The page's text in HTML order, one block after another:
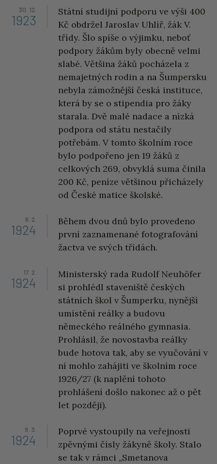
30. 12.
1923
Státní studijní podporu ve výši 400
Kč obdržel Jaroslav Uhlíř, žák V.
třídy. Šlo spíše o výjimku, neboť
podpory žákům byly obecně velmi
slabé. Většina žáků pocházela z
nemajetných rodin a na Šumpersku
nebyla zámožnější česká instituce,
která by se o stipendia pro žáky
starala. Dvě malé nadace a nízká
podpora od státu nestačily
potřebám. V tomto školním roce
bylo podpořeno jen 19 žáků z
celkových 269, obvyklá suma činila
200 Kč, peníze většinou přicházely
od České matice školské.
6. 2.
1924
Během dvou dnů bylo provedeno
první zaznamenané fotografování
žactva ve svých třídách.
17. 2.
1924
Ministerský rada Rudolf Neuhöfer
si prohlédl staveniště českých
státních škol v Šumperku, nynější
umístění reálky a budovu
německého reálného gymnasia.
Prohlásil, že novostavba reálky
bude hotova tak, aby se vyučování v
ní mohlo zahájiti ve školním roce
1926/27 (k naplění tohoto
prohlášení došlo nakonec až o pět
let později).
9. 3.
1924
Poprvé vystoupily na veřejnosti
zpěvnými čísly žákyně školy. Stalo
se tak v rámci „Smetanova